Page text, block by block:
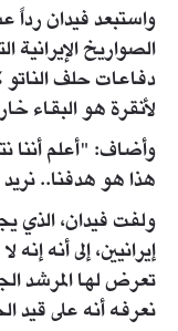
واستبعد فيدان رداً
الصواريخ الإيرانية
دفاعات حلف
لأنقرة هو البقاء
وأضاف: "أعلم أننا
هذا هو هدفنا..
ولفت فيدان، الذي
إيرانيين، إلى أنه
تعرض لها المرشد
نعرفه أنه على قيد